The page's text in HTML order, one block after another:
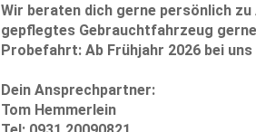
Wir beraten dich gerne persönlich
gepflegtes Gebrauchtfahrzeug
Probefahrt:Ab Frühjahr 2026 bei
Dein Ansprechpartner:
Tom Hemmerlein